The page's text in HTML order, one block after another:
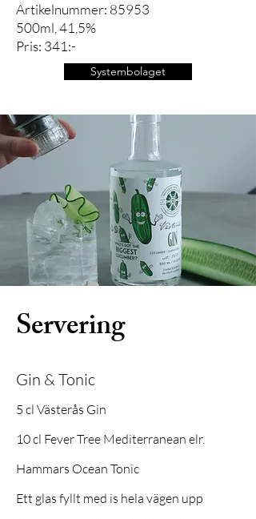
Artikelnummer: 85953
500ml, 41,5%
Pris: 341:-
Systembolaget
Servering
Gin & Tonic
5 cl Västerås Gin
10 cl Fever Tree Mediterranean elr.
Hammars Ocean Tonic
Ett glas fyllt med is hela vägen upp